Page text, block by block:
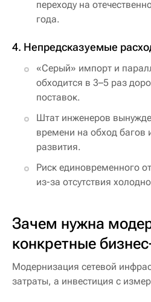
переходу на
года.
4. Непредсказуемые
«Серый» импорт и
обходится в 3–5 раз
поставок.
Штат инженеров
времени на обход багов
развития.
Риск единовременного
из-за отсутствия
Зачем нужна
конкретные
Модернизация сетевой
затраты, а инвестиция с